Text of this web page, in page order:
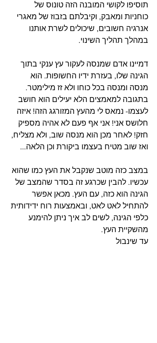
תוסיפו לקושי המובנה הזה טונוס של
כוחניות ומאבק, וקיבלתם בזבוז של מאגרי
אנרגיה חשובים, שיכולים לשרת אותנו
במהלך תהליך השינוי.
דמיינו אדם שמנסה לעקור עץ ענקי בתוך
הגינה שלו, בעזרת ידיו החשופות. הוא
מנסה ומנסה בכל כוחו ולא זז מילימטר.
בתגובה למאמצים הלא יעילים הוא חושב
לעצמו- נמאס לי מהעץ המזורגג הזה! איזה
חלושס אני! אני אף פעם לא אהיה מספיק
חזק! לאחר מכן הוא מנסה שוב, ולא מצליח,
ואז שוב מטיח בעצמו ביקורת וכן הלאה...
במצב כזה מוטב שנקבל את העץ כמו שהוא
עכשיו. להבין שכרגע זה בסדר שהמצב של
הגינה הוא כזה, עם העץ. מכאן אפשר
להתחיל לאט לאט, ובאמצעות רוח ידידותית
כלפי הגינה, לשים לב איך ניתן להימנע
מהשקיית העץ.
עד שינבול